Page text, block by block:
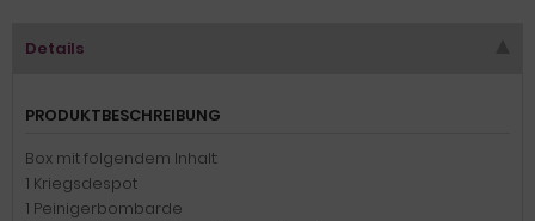
Details
PRODUKTBESCHREIBUNG
Box mit folgendem Inhalt:
1 Kriegsdespot
1 Peinigerbombarde